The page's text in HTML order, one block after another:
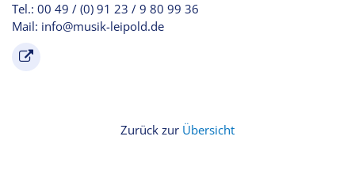
Tel.: 00 49 / (0) 91 23 / 9 80 99 36
Mail: info@musik-leipold.de
Zurück zur Übersicht